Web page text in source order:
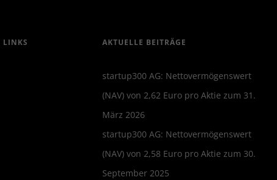
LINKS AKTUELLE BEITRÄGE
startup300 AG: Nettovermögenswert
(NAV) von 2,62 Euro pro Aktie zum 31.
März 2026
startup300 AG: Nettovermögenswert
(NAV) von 2,58 Euro pro Aktie zum 30.
September 2025